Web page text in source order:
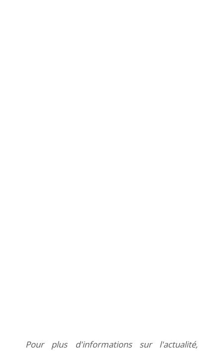
Pour plus d'informations sur l'actualité,